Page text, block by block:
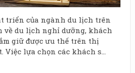
triển của ngành du lịch trên
về du lịch nghỉ dưỡng, khách
giữ được ưu thế trên thị
lựa chọn các khách s...